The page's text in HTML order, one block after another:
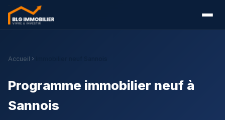
Accueil
Programme immobilier neuf à
Sannois